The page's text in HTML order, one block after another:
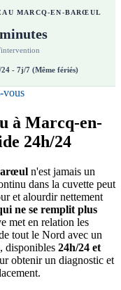
MARCQ-EN-BARŒUL
24 - 7j/7 (Même fériés)
vous
à Marcq-en-
24h/24
n'est jamais un
dans la cuvette peut
et alourdir nettement
ne se remplit plus
met en relation les
tout le Nord avec un
, disponibles 24h/24 et
obtenir un diagnostic et